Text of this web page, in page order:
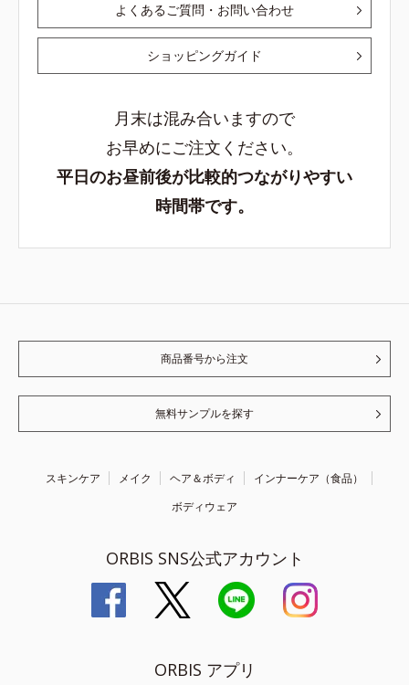
よくあるご質問・お問い合わせ
ショッピングガイド
月末は混み合いますので
お早めにご注文ください。
平日のお昼前後が比較的つながりやすい
時間帯です。
商品番号から注文
無料サンプルを探す
スキンケア メイク ヘア＆ボディ
インナーケア（食品）
ボディウェア
ORBIS SNS公式アカウント
ORBIS アプリ